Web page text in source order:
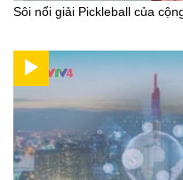
Sôi nổi giải Pickleball của